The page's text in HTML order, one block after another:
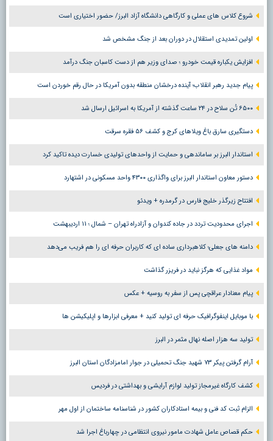
شروع کلاس های عملی و کارگاهی دانشگاه آزاد البرز/ حضور اختیاری است
اولین تمدیدی استقلال در دوران بعد از جنگ مشخص شد
افزایش یکباره قیمت خودرو ؛ صدای وزیر هم از دست کاسبان جنگ درآمد
پیام جدید رهبر انقلاب؛ آینده درخشان منطقه بدون آمریکا در حال رقم خوردن است
۶۵۰۰ تُن سلاح در ۲۴ ساعت گذشته از آمریکا به اسرائیل ارسال شد
دستگیری سارق باغ ویلاهای کرج و کشف ۵۶ فقره سرقت
استاندار البرز بر ساماندهی و حمایت از واحدهای تولیدی خسارت دیده تاکید کرد
دستور معاون استاندار البرز برای واگذاری ۴۳۰۰ واحد مسکونی در اشتهارد
افتتاح زیرگذر خلیج فارس در گرمدره + ویدئو
اجرای محدودیت تردد در جاده کندوان و آزادراه تهران – شمال ؛ ١١ اردیبهشت
دامنه های جعلی؛ کلاهبرداری ساده ای که کاربران حرفه ای را هم فریب می‌دهد
مواد غذایی که هرگز نباید در فریزر گذاشت
پیام معنادار عراقچی پس از سفر به روسیه + عکس
با موبایل اینفوگرافیک حرفه ای تولید کنید + معرفی ابزارها و اپلیکیشن ها
تولید سه هزار اصله نهال مثمر در البرز
آرام گرفتن پیکر ۷۳ شهید جنگ تحمیلی در جوار امامزادگان استان البرز
کشف کارگاه غیرمجاز تولید لوازم آرایشی و بهداشتی در فردیس
الزام ثبت کد فنی و بیمه استادکاران کشور در شناسنامه ساختمان از اول مهر
حکم قصاص عامل شهادت مامور نیروی انتظامی در چهارباغ اجرا شد